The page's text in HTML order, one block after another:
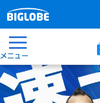
メニュー